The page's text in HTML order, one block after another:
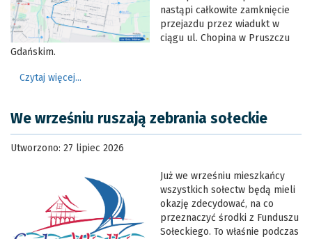
nastąpi całkowite zamknięcie
przejazdu przez wiadukt w
ciągu ul. Chopina w Pruszczu
Gdańskim.
Czytaj więcej...
We wrześniu ruszają zebrania sołeckie
Utworzono: 27 lipiec 2026
Już we wrześniu mieszkańcy
wszystkich sołectw będą mieli
okazję zdecydować, na co
przeznaczyć środki z Funduszu
Sołeckiego. To właśnie podczas